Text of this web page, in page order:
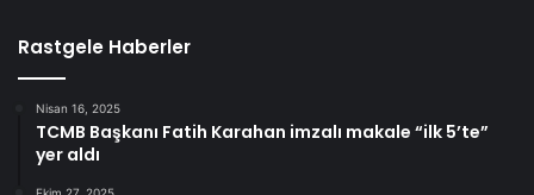
Rastgele Haberler
Nisan 16, 2025
TCMB Başkanı Fatih Karahan imzalı makale “ilk 5’te”
yer aldı
Ekim 27, 2025